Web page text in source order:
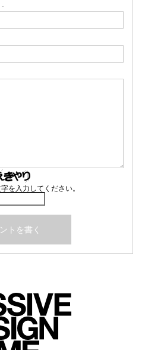
-
を入力してください。